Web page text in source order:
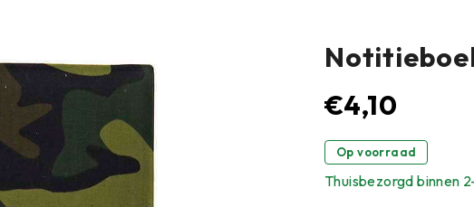
€4,10
Op voorraad
Thuisbezorgd binnen